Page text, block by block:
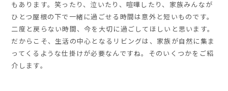
もあります。笑ったり、泣いたり、喧嘩したり、家族みんなが
ひとつ屋根の下で一緒に過ごせる時間は意外と短いものです。
二度と戻らない時間、今を大切に過ごしてほしいと思います。
だからこそ、生活の中心となるリビングは、家族が自然に集ま
ってくるような仕掛けが必要なんですね。そのいくつかをご紹
介します。